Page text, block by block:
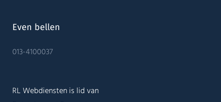
Even bellen
013-4100037
RL Webdiensten is lid van